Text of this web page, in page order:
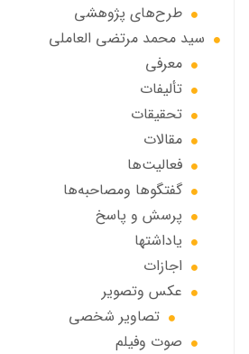
طرح‌های پژوهشی
سید محمد مرتضی العاملی
معرفی
تألیفات
تحقیقات
مقالات
فعالیت‌ها
گفتگوها ومصاحبه‌ها
پرسش و پاسخ
یاداشتها
اجازات
عكس وتصوير
تصاوير شخصى
صوت وفیلم